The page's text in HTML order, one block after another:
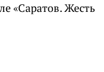
«Саратов. Жесть